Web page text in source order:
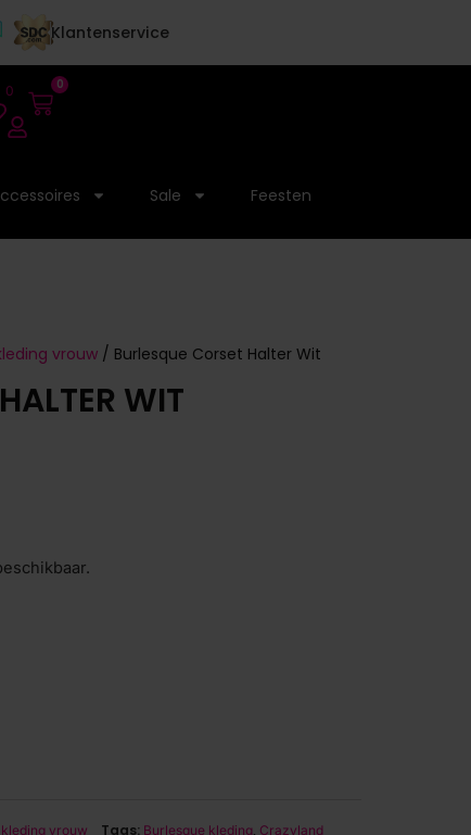
Klantenservice
0 0
Sale Feesten
vrouw/ Burlesque Corset Halter Wit
WIT
vrouw Tags: Burlesque kleding, Crazyland